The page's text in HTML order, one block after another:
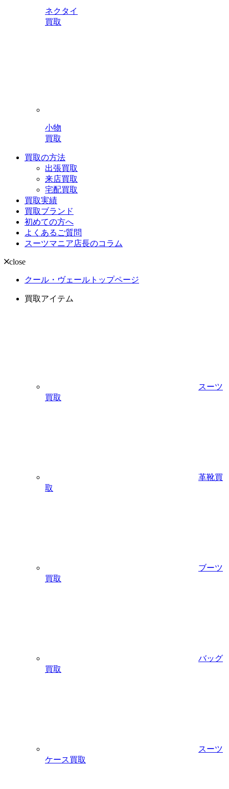
ネクタイ
買取
小物
買取
買取の方法
出張買取
来店買取
宅配買取
買取実績
買取ブランド
初めての方へ
よくあるご質問
スーツマニア店長のコラム
close
クール・ヴェールトップページ
買取アイテム
スーツ
買取
革靴買
取
ブーツ
買取
バッグ
買取
スーツ
ケース買取